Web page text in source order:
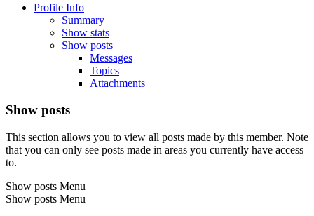
Profile Info
Summary
Show stats
Show posts
Messages
Topics
Attachments
Show posts
This section allows you to view all posts made by this member. Note
that you can only see posts made in areas you currently have access
to.
Show posts Menu
Show posts Menu